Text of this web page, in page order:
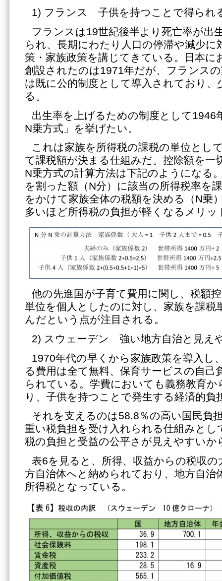
1) フランス 子供を持つことで得られ
フランスは19世紀後半より死亡率が出
られ、長期にわたり人口の停滞や減少に
策・家族政策を講じてきている。日本に
創設されたのは1971年だが、フランス
は既に公的制度として導入されており、
る。
出生率を上げるための制度として1946
N乗方式」を挙げたい。
これは家族を所得税の課税の単位とし
て課税額が決まる仕組みだ。控除額を一
N乗方式の計算方法は下記のようになる
を割った額（N分）に該当の所得税率を
をかけて家族全体の税額を決める（N乗
多いほど所得税の負担が軽くなるメリッ
他の先進国が子育て費用に関し、税額
単位を個人としたのに対し、家族を課税
んだという点が注目される。
2) スウェーデン 強い地方自治と見え
1970年代の早くから家族政策を導入し
る費用は全て無料、保育サービスの自己
られている。学費においても義務教育
り、子供を持つことで発生する経済的負
それを支えるのは58.8％の高い国民負
重い税負担を受け入れられる仕組みとし
税の負担と受益の公平さが見えやすいか
表6を見ると、所得、収益からの税収
方自治体へと納められており、地方自治
所得税となっている。